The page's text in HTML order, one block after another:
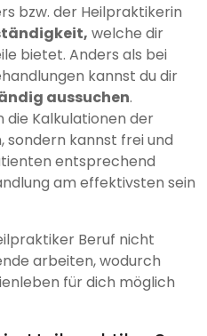
bzw. der Heilpraktikerin
welche dir
bietet. Anders als bei
kannst du dir
aussuchen.
Kalkulationen der
sondern kannst frei und
entsprechend
am effektivsten sein
Beruf nicht
arbeiten, wodurch
für dich möglich